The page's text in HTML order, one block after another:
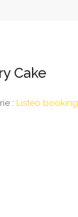
Cake
:Listeo booking